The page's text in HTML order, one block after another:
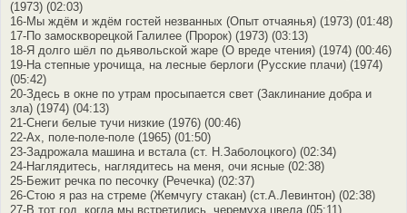
(1973) (02:03)
16-Мы ждём и ждём гостей незванных (Опыт отчаянья) (1973) (01:48)
17-По замоскворецкой Галилее (Пророк) (1973) (03:13)
18-Я долго шёл по дьявольской жаре (О вреде чтения) (1974) (00:46)
19-На степные урочища, на лесные берлоги (Русские плачи) (1974)
(05:42)
20-Здесь в окне по утрам просыпается свет (Заклинание добра и
зла) (1974) (04:13)
21-Снеги белые тучи низкие (1976) (00:46)
22-Ах, поле-поле-поле (1965) (01:50)
23-Задрожала машина и встала (ст. Н.Заболоцкого) (02:34)
24-Наглядитесь, наглядитесь на меня, очи ясные (02:38)
25-Бежит речка по песочку (Речечка) (02:37)
26-Стою я раз на стреме (Жемчугу стакан) (ст.А.Левинтон) (02:38)
27-В тот год, когда мы встретились, черемуха цвела (05:11)